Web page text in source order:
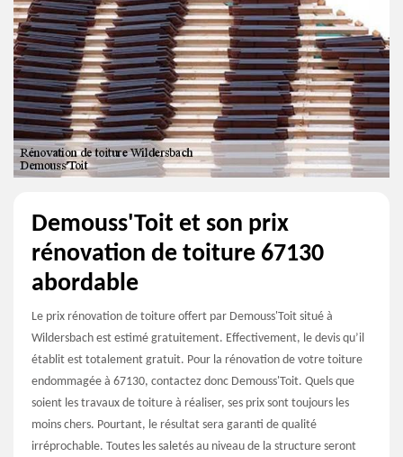
Demouss'Toit et son prix
rénovation de toiture 67130
abordable
Le prix rénovation de toiture offert par Demouss'Toit situé à
Wildersbach est estimé gratuitement. Effectivement, le devis qu’il
établit est totalement gratuit. Pour la rénovation de votre toiture
endommagée à 67130, contactez donc Demouss'Toit. Quels que
soient les travaux de toiture à réaliser, ses prix sont toujours les
moins chers. Pourtant, le résultat sera garanti de qualité
irréprochable. Toutes les saletés au niveau de la structure seront